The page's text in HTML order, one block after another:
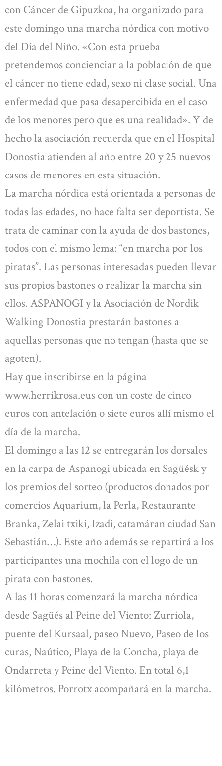
con Cáncer de Gipuzkoa, ha organizado para
este domingo una marcha nórdica con motivo
del Día del Niño. «Con esta prueba
pretendemos concienciar a la población de que
el cáncer no tiene edad, sexo ni clase social. Una
enfermedad que pasa desapercibida en el caso
de los menores pero que es una realidad». Y de
hecho la asociación recuerda que en el Hospital
Donostia atienden al año entre 20 y 25 nuevos
casos de menores en esta situación.
La marcha nórdica está orientada a personas de
todas las edades, no hace falta ser deportista. Se
trata de caminar con la ayuda de dos bastones,
todos con el mismo lema: “en marcha por los
piratas”. Las personas interesadas pueden llevar
sus propios bastones o realizar la marcha sin
ellos. ASPANOGI y la Asociación de Nordik
Walking Donostia prestarán bastones a
aquellas personas que no tengan (hasta que se
agoten).
Hay que inscribirse en la página
www.herrikrosa.eus con un coste de cinco
euros con antelación o siete euros allí mismo el
día de la marcha.
El domingo a las 12 se entregarán los dorsales
en la carpa de Aspanogi ubicada en Sagüésk y
los premios del sorteo (productos donados por
comercios Aquarium, la Perla, Restaurante
Branka, Zelai txiki, Izadi, catamáran ciudad San
Sebastián…). Este año además se repartirá a los
participantes una mochila con el logo de un
pirata con bastones.
A las 11 horas comenzará la marcha nórdica
desde Sagüés al Peine del Viento: Zurriola,
puente del Kursaal, paseo Nuevo, Paseo de los
curas, Naútico, Playa de la Concha, playa de
Ondarreta y Peine del Viento. En total 6,1
kilómetros. Porrotx acompañará en la marcha.